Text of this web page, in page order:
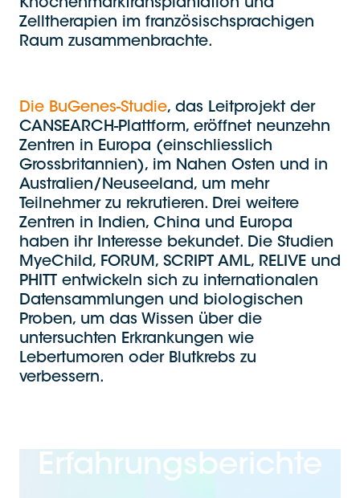
Knochenmarktransplantation und
Zelltherapien im französischsprachigen
Raum zusammenbrachte.
Die BuGenes-Studie, das Leitprojekt der
CANSEARCH-Plattform, eröffnet neunzehn
Zentren in Europa (einschliesslich
Grossbritannien), im Nahen Osten und in
Australien/Neuseeland, um mehr
Teilnehmer zu rekrutieren. Drei weitere
Zentren in Indien, China und Europa
haben ihr Interesse bekundet. Die Studien
MyeChild, FORUM, SCRIPT AML, RELIVE und
PHITT entwickeln sich zu internationalen
Datensammlungen und biologischen
Proben, um das Wissen über die
untersuchten Erkrankungen wie
Lebertumoren oder Blutkrebs zu
verbessern.
Erfahrungsberichte